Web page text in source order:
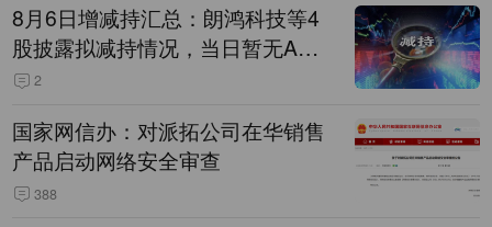
8月6日增减持汇总：朗鸿科技等4
股披露拟减持情况，当日暂无A股
公司披露拟增持情况（表）
2
国家网信办：对派拓公司在华销售
产品启动网络安全审查
388